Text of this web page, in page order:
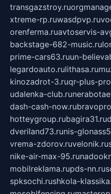
transgazstroy.ru
xtreme-rp.ruwasdpvp.ru
orenferma.ruavtoservis-
backstage-682-music.ru
prime-cars63.ruun-
legardoauto.rulithasa.ru
kinozadrot-3.ruqr-plus-
udalenka-club.ru
dash-cash-now.ru
hotteygroup.rubagira31.ru
dveriland73.runis-
vrema-zdorov.ruvelonik.ru
nike-air-max-95.ru
mobilreklama.rupds-nn.ru
spksochi.rushkola-